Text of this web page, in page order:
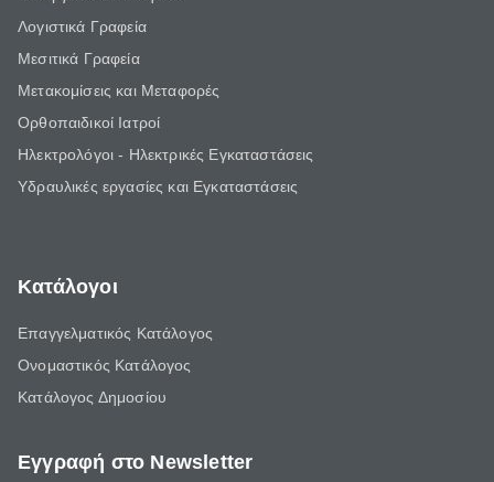
Λογιστικά Γραφεία
Μεσιτικά Γραφεία
Μετακομίσεις και Μεταφορές
Ορθοπαιδικοί Ιατροί
Ηλεκτρολόγοι - Ηλεκτρικές Εγκαταστάσεις
Υδραυλικές εργασίες και Εγκαταστάσεις
Κατάλογοι
Επαγγελματικός Κατάλογος
Ονομαστικός Κατάλογος
Κατάλογος Δημοσίου
Εγγραφή στο Newsletter